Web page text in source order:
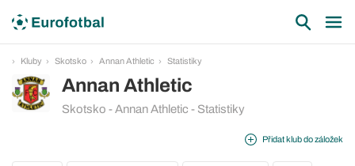
Kluby Skotsko Annan Athletic Statistiky
Annan Athletic
Skotsko - Annan Athletic - Statistiky
Přidat klub do záložek